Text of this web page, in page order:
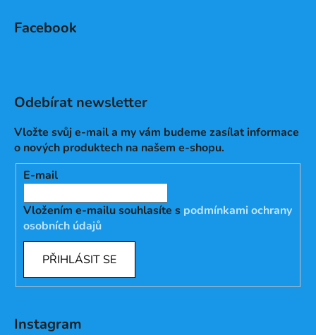
Facebook
Odebírat newsletter
Vložte svůj e-mail a my vám budeme zasílat informace
o nových produktech na našem e-shopu.
E-mail
Vložením e-mailu souhlasíte s podmínkami ochrany
osobních údajů
PŘIHLÁSIT SE
Instagram